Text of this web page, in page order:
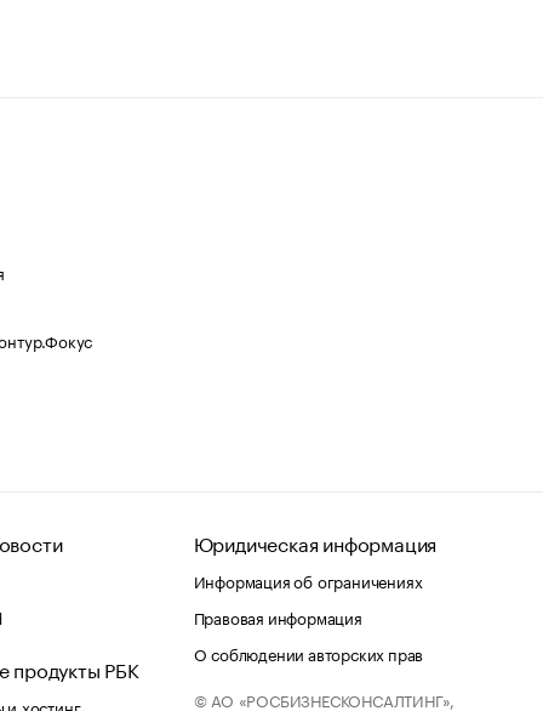
продукты РБК
хостинг
Юридическая информация
Информация об ограничениях
Правовая информация
О соблюдении авторских прав
© АО «РОСБИЗНЕСКОНСАЛТИНГ»,